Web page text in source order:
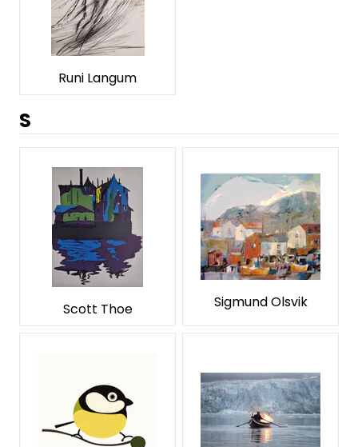
Runi Langum
S
Scott Thoe Sigmund Olsvik